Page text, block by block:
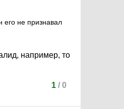
его не признавал
например, то
1/ 0